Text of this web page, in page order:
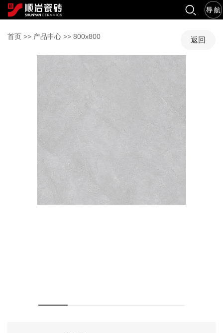
首页 >> 产品中心 >> 800x800 返回